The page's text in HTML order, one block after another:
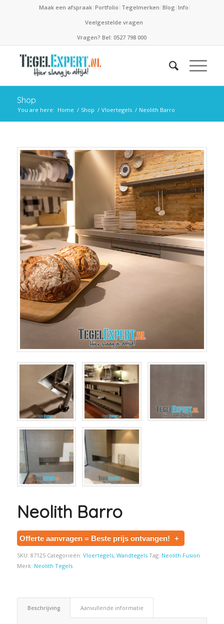
Maak een afspraak Portfolio Tegelmerken Blog Info
Veelgestelde vragen
Vragen? Bel: 0527 798 000
Shop
You are here: Home / Shop / Vloertegels / Neolith Barro
Neolith Barro
Offerte aanvragen = Beste prijs ontvangen! +
SKU: 87125 Categorieën: Vloertegels, Wandtegels Tag: Neolith Fusion
Merk: Neolith Tegels
Beschrijving Aanvullende informatie